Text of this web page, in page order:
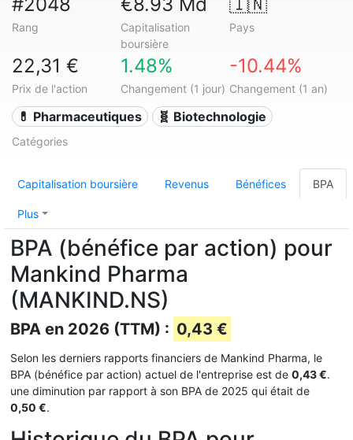
Rang
Capitalisation
boursière
Pays
22,31 €
Prix de l'action
1.48%
Changement (1 jour)
-10.44%
Changement (1 an)
💊 Pharmaceutiques 🧬 Biotechnologie
Catégories
Capitalisation boursière Revenus Bénéfices BPA
Plus
BPA (bénéfice par action) pour
Mankind Pharma
(MANKIND.NS)
BPA en 2026 (TTM) : 0,43 €
Selon les derniers rapports financiers de Mankind Pharma, le
BPA (bénéfice par action) actuel de l'entreprise est de 0,43 €.
une diminution par rapport à son BPA de 2025 qui était de
0,50 €.